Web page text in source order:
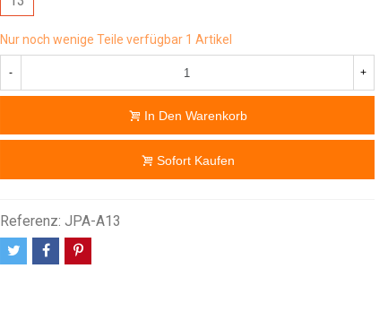
Nur noch wenige Teile verfügbar 1 Artikel
- +
In Den Warenkorb
Sofort Kaufen
Referenz: JPA-A13